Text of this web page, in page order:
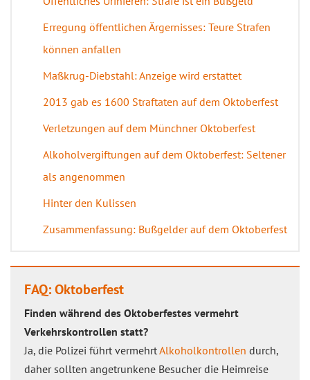
Erregung öffentlichen Ärgernisses: Teure Strafen
können anfallen
Maßkrug-Diebstahl: Anzeige wird erstattet
2013 gab es 1600 Straftaten auf dem Oktoberfest
Verletzungen auf dem Münchner Oktoberfest
Alkoholvergiftungen auf dem Oktoberfest: Seltener
als angenommen
Hinter den Kulissen
Zusammenfassung: Bußgelder auf dem Oktoberfest
FAQ: Oktoberfest
Finden während des Oktoberfestes vermehrt
Verkehrskontrollen statt?
Ja, die Polizei führt vermehrtAlkoholkontrollen durch,
daher sollten angetrunkene Besucher die Heimreise